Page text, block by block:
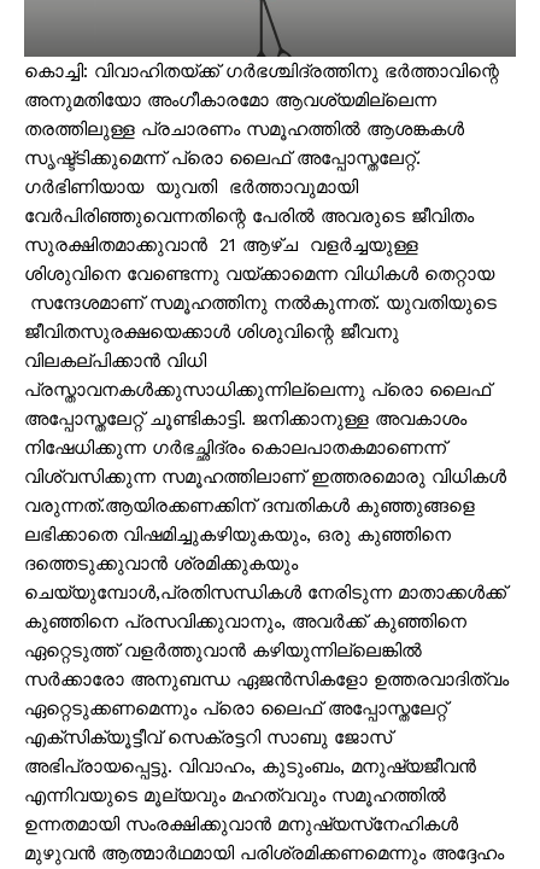
കൊച്ചി: വിവാഹിതയ്ക്ക് ഗര്‍ഭശ്ചിദ്രത്തിനു ഭര്‍ത്താവിന്റെ
അനുമതിയോ അംഗീകാരമോ ആവശ്യമില്ലെന്ന
തരത്തിലുള്ള പ്രചാരണം സമൂഹത്തില്‍ ആശങ്കകള്‍
സൃഷ്ട്ടിക്കുമെന്ന് പ്രൊ ലൈഫ് അപ്പോസ്തലേറ്റ്.
ഗര്‍ഭിണിയായ യുവതി ഭര്‍ത്താവുമായി
വേര്‍പിരിഞ്ഞുവെന്നതിന്റെ പേരില്‍ അവരുടെ ജീവിതം
സുരക്ഷിതമാക്കുവാന്‍ 21 ആഴ്ച വളര്‍ച്ചയുള്ള
ശിശുവിനെ വേണ്ടെന്നു വയ്ക്കാമെന്ന വിധികള്‍ തെറ്റായ
സന്ദേശമാണ് സമൂഹത്തിനു നല്‍കുന്നത്. യുവതിയുടെ
ജീവിതസുരക്ഷയെക്കാള്‍ ശിശുവിന്റെ ജീവനു
വിലകല്പിക്കാന്‍ വിധി
പ്രസ്താവനകള്‍ക്കുസാധിക്കുന്നില്ലെന്നു പ്രൊ ലൈഫ്
അപ്പോസ്തലേറ്റ് ചൂണ്ടികാട്ടി. ജനിക്കാനുള്ള അവകാശം
നിഷേധിക്കുന്ന ഗര്‍ഭച്ഛിദ്രം കൊലപാതകമാണെന്ന്
വിശ്വസിക്കുന്ന സമൂഹത്തിലാണ് ഇത്തരമൊരു വിധികള്‍
വരുന്നത്.ആയിരക്കണക്കിന് ദമ്പതികള്‍ കുഞ്ഞുങ്ങളെ
ലഭിക്കാതെ വിഷമിച്ചുകഴിയുകയും, ഒരു കുഞ്ഞിനെ
ദത്തെടുക്കുവാന്‍ ശ്രമിക്കുകയും
ചെയ്യുമ്പോള്‍,പ്രതിസന്ധികള്‍ നേരിടുന്ന മാതാക്കള്‍ക്ക്
കുഞ്ഞിനെ പ്രസവിക്കുവാനും, അവര്‍ക്ക് കുഞ്ഞിനെ
ഏറ്റെടുത്ത് വളര്‍ത്തുവാന്‍ കഴിയുന്നില്ലെങ്കില്‍
സര്‍ക്കാരോ അനുബന്ധ ഏജന്‍സികളോ ഉത്തരവാദിത്വം
ഏറ്റെടുക്കണമെന്നും പ്രൊ ലൈഫ് അപ്പോസ്തലേറ്റ്
എക്‌സിക്യൂട്ടീവ് സെക്രട്ടറി സാബു ജോസ്
അഭിപ്രായപ്പെട്ടു. വിവാഹം, കുടുംബം, മനുഷ്യജീവന്‍
എന്നിവയുടെ മൂല്യവും മഹത്വവും സമൂഹത്തില്‍
ഉന്നതമായി സംരക്ഷിക്കുവാന്‍ മനുഷ്യസ്‌നേഹികള്‍
മുഴുവന്‍ ആത്മാര്‍ഥമായി പരിശ്രമിക്കണമെന്നും അദ്ദേഹം